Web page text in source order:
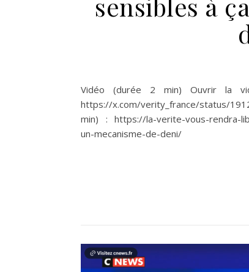
Vidéo (durée 2 min) Ouvrir la
https://x.com/verity_france/status/
min) : https://la-verite-vous-rendra-
un-mecanisme-de-deni/